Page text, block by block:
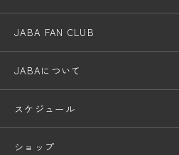
JABA FAN CLUB
JABAについて
スケジュール
ショップ